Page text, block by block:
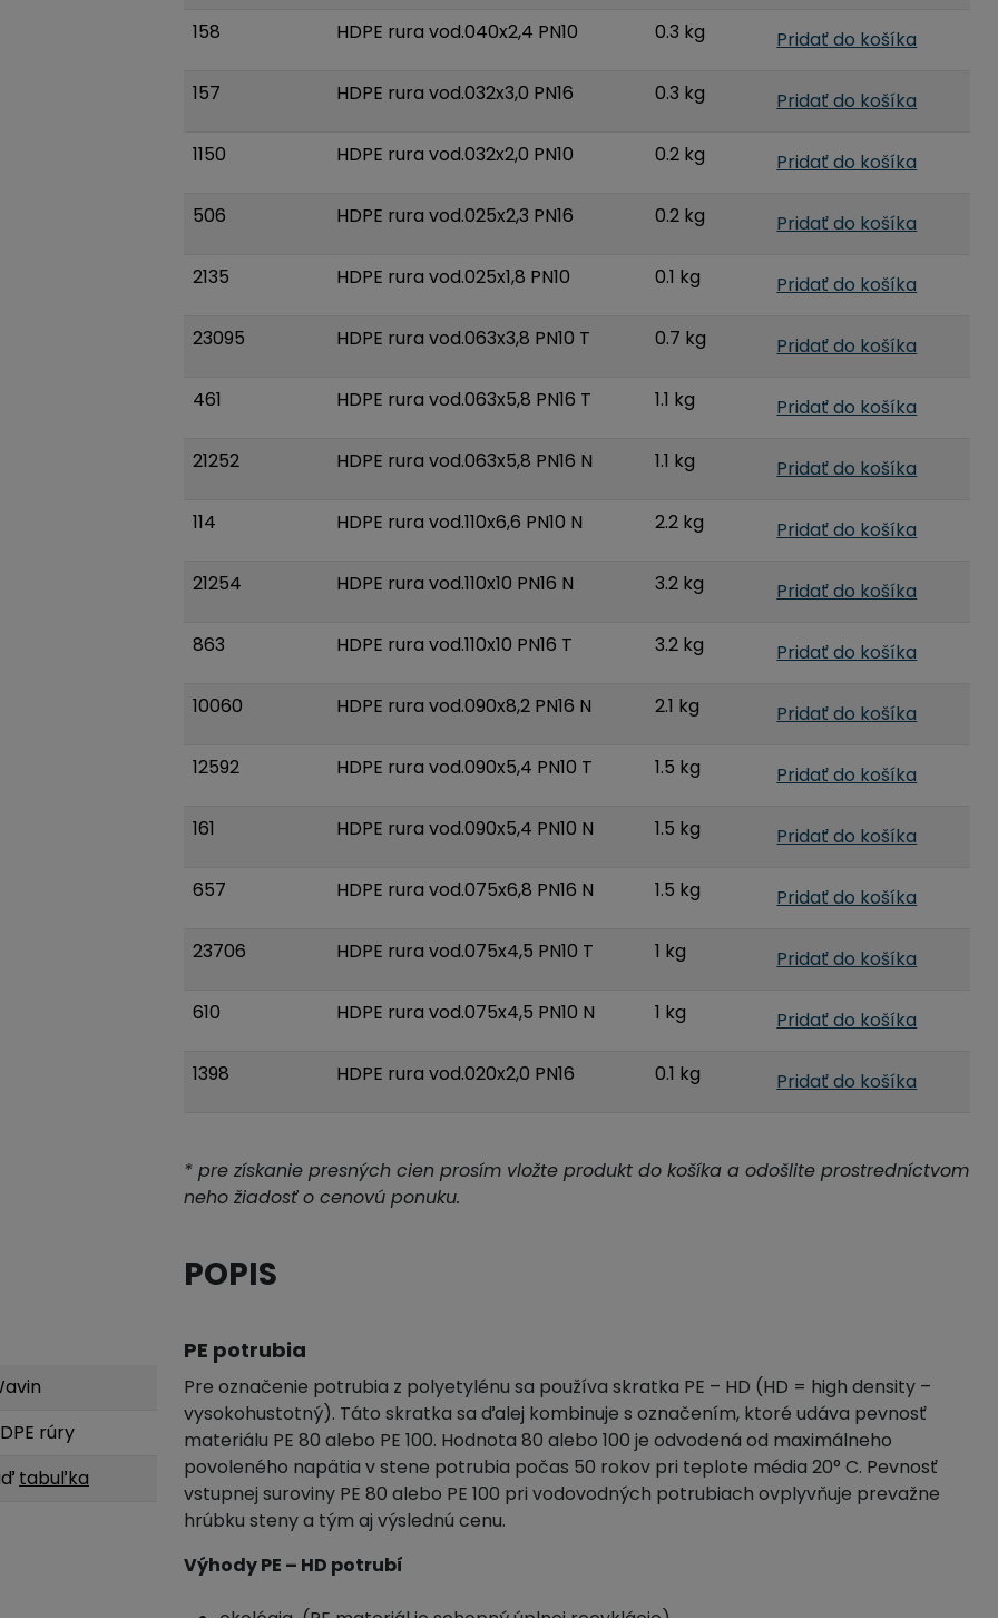
158 HDPE rura vod.040x2,4 PN10 0.3 kg Pridať do košíka
157 HDPE rura vod.032x3,0 PN16 0.3 kg Pridať do košíka
1150 HDPE rura vod.032x2,0 PN10 0.2 kg Pridať do košíka
506 HDPE rura vod.025x2,3 PN16 0.2 kg Pridať do košíka
2135 HDPE rura vod.025x1,8 PN10 0.1 kg Pridať do košíka
23095 HDPE rura vod.063x3,8 PN10 T 0.7 kg Pridať do košíka
461 HDPE rura vod.063x5,8 PN16 T 1.1 kg Pridať do košíka
21252 HDPE rura vod.063x5,8 PN16 N 1.1 kg Pridať do košíka
114 HDPE rura vod.110x6,6 PN10 N 2.2 kg Pridať do košíka
21254 HDPE rura vod.110x10 PN16 N 3.2 kg Pridať do košíka
863 HDPE rura vod.110x10 PN16 T 3.2 kg Pridať do košíka
10060 HDPE rura vod.090x8,2 PN16 N 2.1 kg Pridať do košíka
12592 HDPE rura vod.090x5,4 PN10 T 1.5 kg Pridať do košíka
161 HDPE rura vod.090x5,4 PN10 N 1.5 kg Pridať do košíka
657 HDPE rura vod.075x6,8 PN16 N 1.5 kg Pridať do košíka
23706 HDPE rura vod.075x4,5 PN10 T 1 kg Pridať do košíka
610 HDPE rura vod.075x4,5 PN10 N 1 kg Pridať do košíka
1398 HDPE rura vod.020x2,0 PN16 0.1 kg Pridať do košíka
* pre získanie presných cien prosím vložte produkt do košíka a odošlite prostredníctvom
neho žiadosť o cenovú ponuku.
rúry
tabuľka
POPIS
PE potrubia
Pre označenie potrubia z polyetylénu sa používa skratka PE – HD (HD = high density –
vysokohustotný). Táto skratka sa ďalej kombinuje s označením, ktoré udáva pevnosť
materiálu PE 80 alebo PE 100. Hodnota 80 alebo 100 je odvodená od maximálneho
povoleného napätia v stene potrubia počas 50 rokov pri teplote média 20° C. Pevnosť
vstupnej suroviny PE 80 alebo PE 100 pri vodovodných potrubiach ovplyvňuje prevažne
hrúbku steny a tým aj výslednú cenu.
Výhody PE – HD potrubí